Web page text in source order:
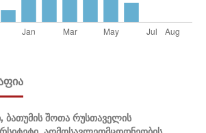
ბათუმის შოთა რუსთაველის